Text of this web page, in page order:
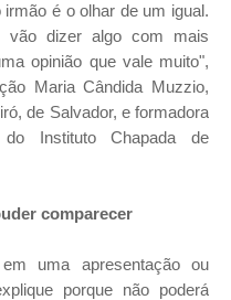
é o olhar de um igual.
dizer algo com mais
opinião que vale muito",
Maria Cândida Muzzio,
de Salvador, e formadora
do Instituto Chapada de
comparecer
uma apresentação ou
porque não poderá